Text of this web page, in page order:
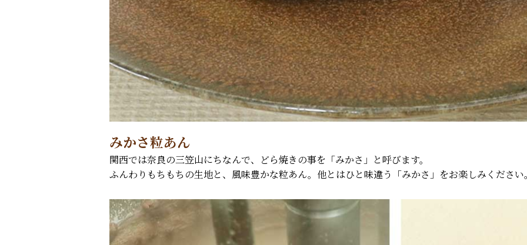
みかさ粒あん
関西では奈良の三笠山にちなんで、どら焼きの事を「みかさ」と呼びます。
ふんわりもちもちの生地と、風味豊かな粒あん。他とはひと味違う「みかさ」をお楽しみください